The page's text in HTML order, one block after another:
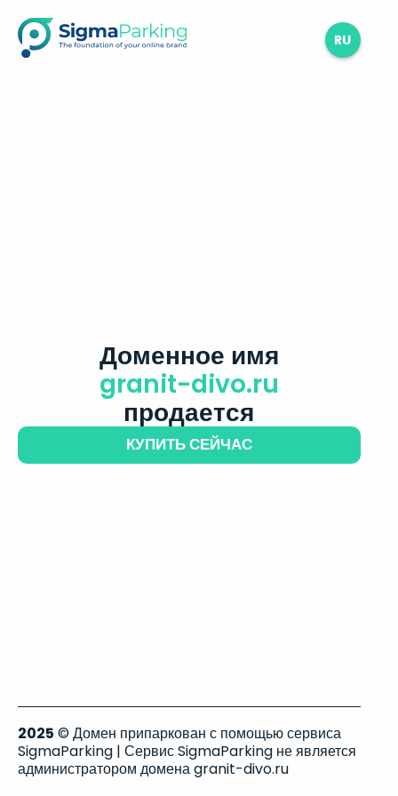
RU
Доменное имя
granit-divo.ru
продается
КУПИТЬ СЕЙЧАС
2025 © Домен припаркован с помощью сервиса
SigmaParking | Сервис SigmaParking не является
администратором домена granit-divo.ru